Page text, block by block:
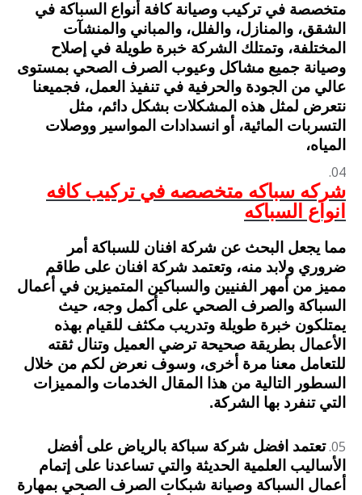
متخصصة في تركيب وصيانة كافة أنواع السباكة في
الشقق، والمنازل، والفلل، والمباني والمنشآت
المختلفة، وتمتلك الشركة خبرة طويلة في إصلاح
وصيانة جميع مشاكل وعيوب الصرف الصحي بمستوى
عالي من الجودة والحرفية في تنفيذ العمل، فجميعنا
نتعرض لمثل هذه المشكلات بشكل دائم، مثل
التسربات المائية، أو انسدادات المواسير ووصلات
المياه،
شركه سباكه متخصصه في تركيب كافه
انواع السباكه
مما يجعل البحث عن شركة افنان للسباكة أمر
ضروري ولابد منه، وتعتمد شركة افنان على طاقم
مميز من أمهر الفنيين والسباكين المتميزين في أعمال
السباكة والصرف الصحي على أكمل وجه، حيث
يمتلكون خبرة طويلة وتدريب مكثف للقيام بهذه
الأعمال بطريقة صحيحة ترضي العميل وتنال ثقته
للتعامل معنا مرة أخرى، وسوف نعرض لكم من خلال
السطور التالية من هذا المقال الخدمات والمميزات
التي تنفرد بها الشركة.
تعتمد افضل شركة سباكة بالرياض على أفضل
الأساليب العلمية الحديثة والتي تساعدنا على إتمام
أعمال السباكة وصيانة شبكات الصرف الصحي بمهارة